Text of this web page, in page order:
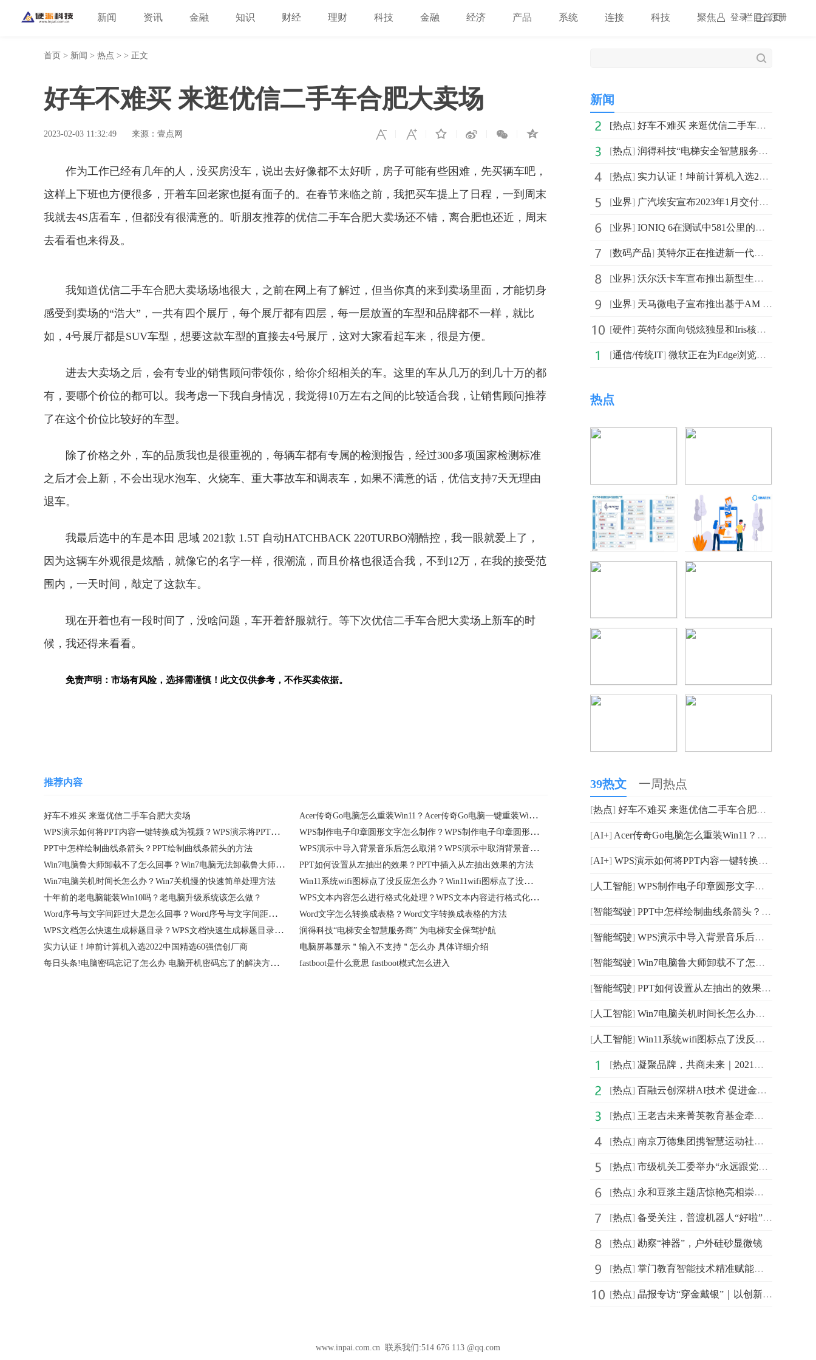
登录 注册
新闻 资讯 金融 知识 财经 理财 科技 金融 经济 产品 系统 连接 科技 聚焦 栏目首页
首页 > 新闻 > 热点 > > 正文
好车不难买 来逛优信二手车合肥大卖场
2023-02-03 11:32:49 来源：壹点网
作为工作已经有几年的人，没买房没车，说出去好像都不太好听，房子可能有些困难，先买辆车吧，
这样上下班也方便很多，开着车回老家也挺有面子的。在春节来临之前，我把买车提上了日程，一到周末
我就去4S店看车，但都没有很满意的。听朋友推荐的优信二手车合肥大卖场还不错，离合肥也还近，周末
去看看也来得及。
我知道优信二手车合肥大卖场场地很大，之前在网上有了解过，但当你真的来到卖场里面，才能切身
感受到卖场的“浩大”，一共有四个展厅，每个展厅都有四层，每一层放置的车型和品牌都不一样，就比
如，4号展厅都是SUV车型，想要这款车型的直接去4号展厅，这对大家看起车来，很是方便。
进去大卖场之后，会有专业的销售顾问带领你，给你介绍相关的车。这里的车从几万的到几十万的都
有，要哪个价位的都可以。我考虑一下我自身情况，我觉得10万左右之间的比较适合我，让销售顾问推荐
了在这个价位比较好的车型。
除了价格之外，车的品质我也是很重视的，每辆车都有专属的检测报告，经过300多项国家检测标准
之后才会上新，不会出现水泡车、火烧车、重大事故车和调表车，如果不满意的话，优信支持7天无理由
退车。
我最后选中的车是本田 思域 2021款 1.5T 自动HATCHBACK 220TURBO潮酷控，我一眼就爱上了，
因为这辆车外观很是炫酷，就像它的名字一样，很潮流，而且价格也很适合我，不到12万，在我的接受范
围内，一天时间，敲定了这款车。
现在开着也有一段时间了，没啥问题，车开着舒服就行。等下次优信二手车合肥大卖场上新车的时
候，我还得来看看。
免责声明：市场有风险，选择需谨慎！此文仅供参考，不作买卖依据。
推荐内容
好车不难买 来逛优信二手车合肥大卖场
Acer传奇Go电脑怎么重装Win11？Acer传奇Go电脑一键重装Win11系统教学
WPS演示如何将PPT内容一键转换成为视频？WPS演示将PPT内容一键转换成为视频的方法介绍
WPS制作电子印章圆形文字怎么制作？WPS制作电子印章圆形文字制作方法
PPT中怎样绘制曲线条箭头？PPT绘制曲线条箭头的方法
WPS演示中导入背景音乐后怎么取消？WPS演示中取消背景音乐的方法介绍
Win7电脑鲁大师卸载不了怎么回事？Win7电脑无法卸载鲁大师解决方法
PPT如何设置从左抽出的效果？PPT中插入从左抽出效果的方法
Win7电脑关机时间长怎么办？Win7关机慢的快速简单处理方法
Win11系统wifi图标点了没反应怎么办？Win11wifi图标点了没反应的解决方法
十年前的老电脑能装Win10吗？老电脑升级系统该怎么做？
WPS文本内容怎么进行格式化处理？WPS文本内容进行格式化处理教学
Word序号与文字间距过大是怎么回事？Word序号与文字间距过大怎么解决？
Word文字怎么转换成表格？Word文字转换成表格的方法
WPS文档怎么快速生成标题目录？WPS文档快速生成标题目录操作教学
润得科技“电梯安全智慧服务商” 为电梯安全保驾护航
实力认证！坤前计算机入选2022中国精选60强信创厂商
电脑屏幕显示＂输入不支持＂怎么办 具体详细介绍
每日头条!电脑密码忘记了怎么办 电脑开机密码忘了的解决方法与步骤 fastboot是什么意思 fastboot模式怎么进入
新闻
[热点] 好车不难买 来逛优信二手车合肥大卖场
[热点] 润得科技“电梯安全智慧服务商” 为电梯安全保驾护航
[热点] 实力认证！坤前计算机入选2022中国精选60强信创厂商
[业界] 广汽埃安宣布2023年1月交付新车10206辆
[业界] IONIQ 6在测试中581公里的最高续航里程 超过特斯拉Mode
[数码产品] 英特尔正在推进新一代锐炫“B”系列GPU的开发
[业界] 沃尔沃卡车宣布推出新型生物液化天然气重卡 大幅降低碳
[业界] 天马微电子宣布推出基于AM Mini-LED技术的车载显示背光
[硬件] 英特尔面向锐炫独显和Iris核显用户推送了31.0.101.4091驱
[通信/传统IT] 微软正在为Edge浏览器测试新特性 通过最小化工具条来提
热点
39热文 一周热点
[热点] 好车不难买 来逛优信二手车合肥大卖场
[AI+] Acer传奇Go电脑怎么重装Win11？Acer传奇Go电脑一键重装Wi
[AI+] WPS演示如何将PPT内容一键转换成为视频？WPS演示将PPT内
[ 人工智能] WPS制作电子印章圆形文字怎么制作？WPS制作电子印章圆形
[智能驾驶] PPT中怎样绘制曲线条箭头？PPT绘制曲线条箭头的方法
[智能驾驶] WPS演示中导入背景音乐后怎么取消？WPS演示中取消背景音
[智能驾驶] Win7电脑鲁大师卸载不了怎么回事？Win7电脑无法卸载鲁大
[智能驾驶] PPT如何设置从左抽出的效果？PPT中插入从左抽出效果的方法
[ 人工智能] Win7电脑关机时间长怎么办？Win7关机慢的快速简单处理方法
[ 人工智能] Win11系统wifi图标点了没反应怎么办？Win11wifi图标点了
[热点] 凝聚品牌，共商未来｜2021中国企业品牌建设峰会暨媒体发
[热点] 百融云创深耕AI技术 促进金融机构盘活存量客户
[热点] 王老吉未来菁英教育基金牵手汕头大学首设 “刺柠吉奖学
[热点] 南京万德集团携智慧运动社区解决方案精彩亮相2021体博会
[热点] 市级机关工委举办“永远跟党走，建功新时代”庆祝建党百
[热点] 永和豆浆主题店惊艳亮相崇明花博会，成新晋网红打卡地
[热点] 备受关注，普渡机器人“好啦”亮相2021中国连锁餐饮峰会
[热点] 勘察“神器”，户外硅砂显微镜
[热点] 掌门教育智能技术精准赋能个性化教学 品质课程助力信息
[热点] 晶报专访“穿金戴银”｜以创新突破界限，创造无限可能
www.inpai.com.cn 联系我们:514 676 113 @qq.com